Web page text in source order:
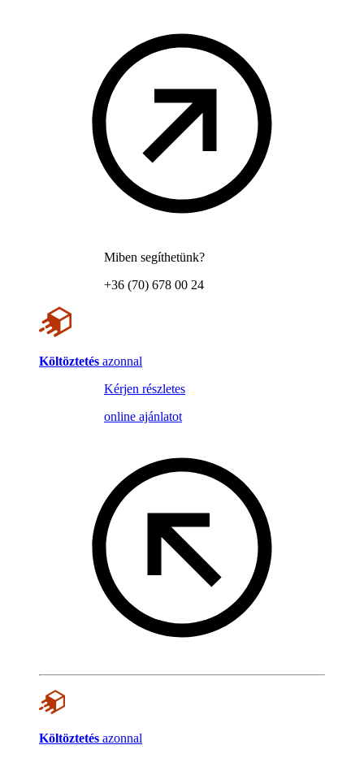
Miben segíthetünk?
+36 (70) 678 00 24
Költöztetés azonnal
Kérjen részletes
online ajánlatot
Költöztetés azonnal